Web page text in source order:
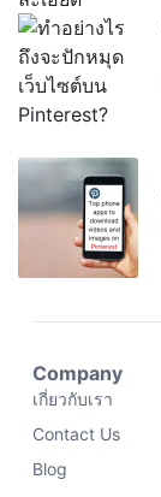
Company
เกี่ยวกับเรา
Contact Us
Blog